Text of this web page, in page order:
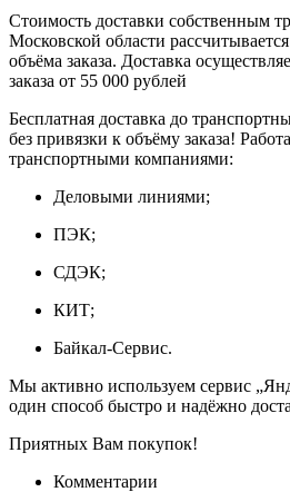
Стоимость доставки собственным
Московской области
объёма заказа. Доставка
заказа от 55 000 рублей
Бесплатная доставка до
без привязки к объёму заказа!
транспортными компаниями:
Деловыми линиями;
ПЭК;
СДЭК;
КИТ;
Байкал-Сервис.
Мы активно используем сервис
один способ быстро и надёжно
Приятных Вам покупок!
Комментарии